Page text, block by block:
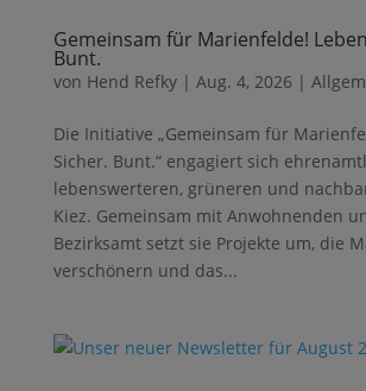
Gemeinsam für Marienfelde!
Bunt.
von Hend Refky| Aug. 4, 2026 |
Die Initiative „Gemeinsam für
Sicher. Bunt.“ engagiert sich
lebenswerteren, grüneren und
Kiez. Gemeinsam mit Anwohnenden
Bezirksamt setzt sie Projekte um, die
verschönern und das...